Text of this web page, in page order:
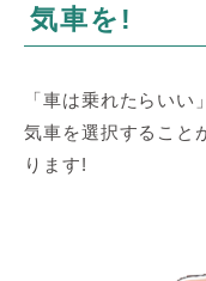
気車を!
「車は乗れたらい
気車を選択すること
ります!